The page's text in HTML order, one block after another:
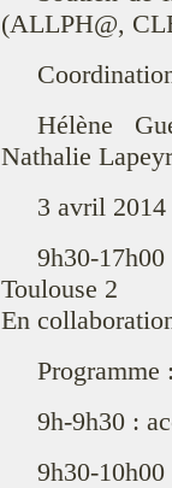
(ALLPH@,
Hélène
Nathalie
3 avril 2014
9h30-
Toulouse 2
En
Programme
9h-9h30 :
9h30-